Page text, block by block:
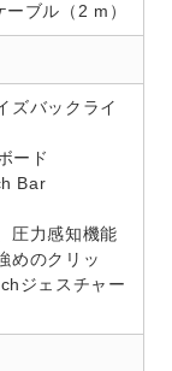
ブル（2 m）
ズバックライ
ード
Bar
圧力感知機能
めのクリッ
ジェスチャー